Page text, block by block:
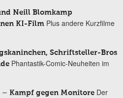
Neill Blomkamp
KI-Film Plus andere Kurzfilme
Schriftsteller-Bros
Phantastik-Comic-Neuheiten im
– Kampf gegen Monitore Der